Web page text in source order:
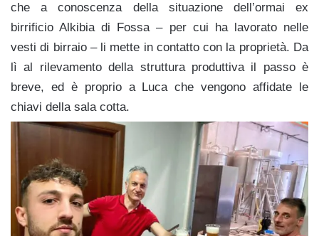
che a conoscenza della situazione dell’ormai ex
birrificio Alkibia di Fossa – per cui ha lavorato nelle
vesti di birraio – li mette in contatto con la proprietà. Da
lì al rilevamento della struttura produttiva il passo è
breve, ed è proprio a Luca che vengono affidate le
chiavi della sala cotta.